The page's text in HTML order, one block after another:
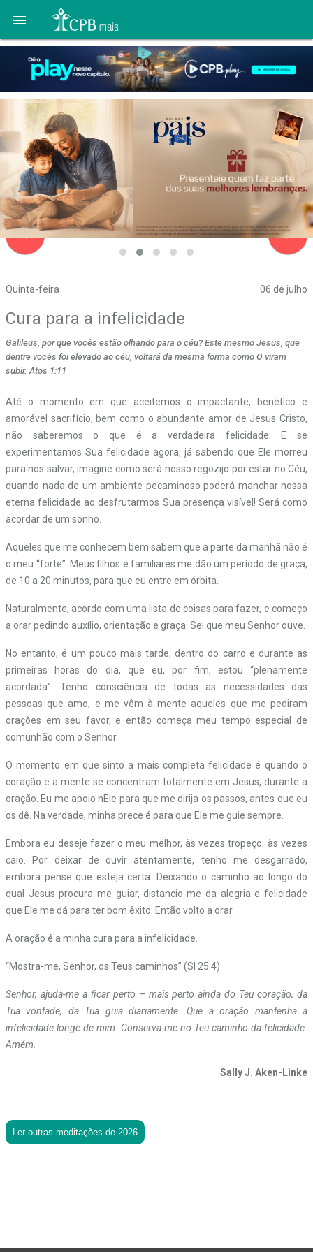

Quinta-feira 06 de julho
navigate_before
Cura para a infelicidade
Galileus, por que vocês estão olhando para o céu? Este mesmo Jesus, que
dentre vocês foi elevado ao céu, voltará da mesma forma como O viram
subir. Atos 1:11
Até o momento em que aceitemos o impactante, benéfico e
amorável sacrifício, bem como o abundante amor de Jesus Cristo,
não saberemos o que é a verdadeira felicidade. E se
experimentamos Sua felicidade agora, já sabendo que Ele morreu
para nos salvar, imagine como será nosso regozijo por estar no Céu,
quando nada de um ambiente pecaminoso poderá manchar nossa
eterna felicidade ao desfrutarmos Sua presença visível! Será como
acordar de um sonho.
Aqueles que me conhecem bem sabem que a parte da manhã não é
o meu “forte”. Meus filhos e familiares me dão um período de graça,
de 10 a 20 minutos, para que eu entre em órbita.
Naturalmente, acordo com uma lista de coisas para fazer, e começo
a orar pedindo auxílio, orientação e graça. Sei que meu Senhor ouve.
No entanto, é um pouco mais tarde, dentro do carro e durante as
primeiras horas do dia, que eu, por fim, estou “plenamente
acordada”. Tenho consciência de todas as necessidades das
pessoas que amo, e me vêm à mente aqueles que me pediram
orações em seu favor, e então começa meu tempo especial de
comunhão com o Senhor.
O momento em que sinto a mais completa felicidade é quando o
coração e a mente se concentram totalmente em Jesus, durante a
oração. Eu me apoio nEle para que me dirija os passos, antes que eu
os dê. Na verdade, minha prece é para que Ele me guie sempre.
Embora eu deseje fazer o meu melhor, às vezes tropeço; às vezes
caio. Por deixar de ouvir atentamente, tenho me desgarrado,
embora pense que esteja certa. Deixando o caminho ao longo do
qual Jesus procura me guiar, distancio-me da alegria e felicidade
que Ele me dá para ter bom êxito. Então volto a orar.
A oração é a minha cura para a infelicidade.
“Mostra-me, Senhor, os Teus caminhos” (Sl 25:4).
Senhor, ajuda-me a ficar perto – mais perto ainda do Teu coração, da
Tua vontade, da Tua guia diariamente. Que a oração mantenha a
infelicidade longe de mim. Conserva-me no Teu caminho da felicidade.
Amém.
Sally J. Aken-Linke
Ler outras meditações de 2026
navigate_next